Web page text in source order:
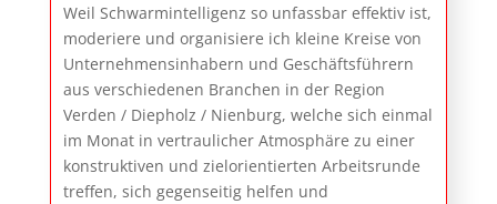
Weil Schwarmintelligenz so unfassbar effektiv ist,
moderiere und organisiere ich kleine Kreise von
Unternehmensinhabern und Geschäftsführern
aus verschiedenen Branchen in der Region
Verden / Diepholz / Nienburg, welche sich einmal
im Monat in vertraulicher Atmosphäre zu einer
konstruktiven und zielorientierten Arbeitsrunde
treffen, sich gegenseitig helfen und